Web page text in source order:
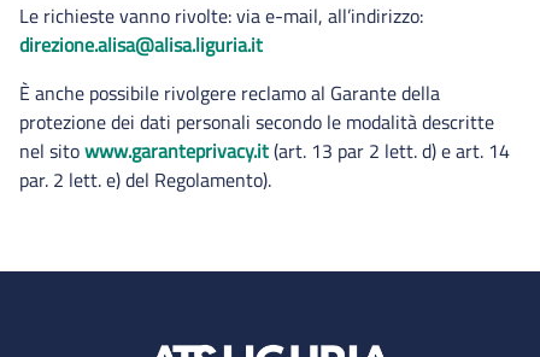
Le richieste vanno rivolte: via e-mail, all’indirizzo:
direzione.alisa@alisa.liguria.it
È anche possibile rivolgere reclamo al Garante della
protezione dei dati personali secondo le modalità descritte
nel sitowww.garanteprivacy.it(art. 13 par 2 lett. d) e art. 14
par. 2 lett. e) del Regolamento).